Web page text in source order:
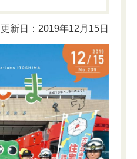
更新日：2019年12月15日